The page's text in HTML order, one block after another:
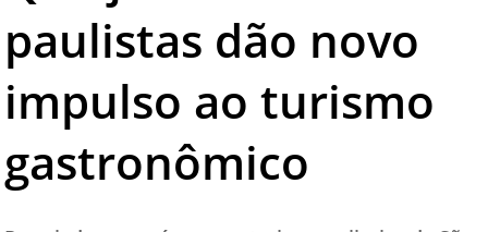
TESTADO E APROVADO
PARCEIROS
QUEM SOMOS - EQUIPE
CONTATO
paulistas dão novo
impulso ao turismo
gastronômico